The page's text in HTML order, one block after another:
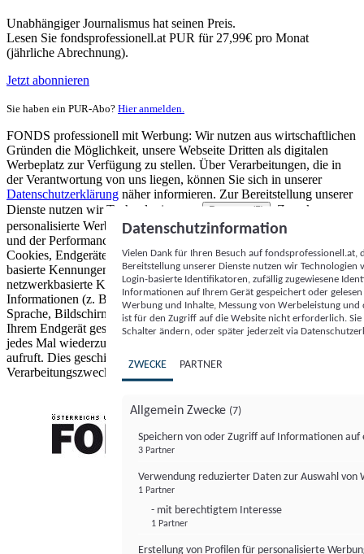
Unabhängiger Journalismus hat seinen Preis.
Lesen Sie fondsprofessionell.at PUR für 27,99€ pro Monat
(jährliche Abrechnung).
Jetzt abonnieren
Sie haben ein PUR-Abo? Hier anmelden.
FONDS professionell mit Werbung: Wir nutzen aus wirtschaftlichen
Gründen die Möglichkeit, unsere Webseite Dritten als digitalen
Werbeplatz zur Verfügung zu stellen. Über Verarbeitungen, die in
der Verantwortung von uns liegen, können Sie sich in unserer
Datenschutzerklärung näher informieren. Zur Bereitstellung unserer
Dienste nutzen wir Technologien von
Partnern (5)
. Zwecke:
personalisierte Werbung und Inhalte, Messung von Werbeleistung
und der Performance von Inhalten sowie Zielgruppenforschung.
Cookies, Endgeräte- oder ähnliche Online-Kennungen (z. B. login-
basierte Kennungen, zufällig generierte Kennungen,
netzwerkbasierte Kennungen) können zusammen mit anderen
Informationen (z. B. Browsertyp und Browserinformationen,
Sprache, Bildschirmgröße, unterstützte Technologien usw.) auf
Ihrem Endgerät gespeichert oder von dort ausgelesen werden, um es
jedes Mal wiederzuerkennen, wenn es eine App oder einer Webseite
aufruft. Dies geschieht für einen oder mehrere der hier aufgeführten
Verarbeitungszwecke.
Datenschutzinformation
Vielen Dank für Ihren Besuch auf
Bereitstellung unserer Dienste nutzen wir Technologien
Login-basierte Identifikatoren, zufällig zugewiesene
Informationen auf Ihrem Gerät gespeichert oder
Werbung und Inhalte, Messung von Werbeleistung
ist für den Zugriff auf die Website nicht erforderlich.
Schalter ändern, oder später jederzeit via
ZWECKE PARTNER
Allgemein Zwecke (7)
Speichern von oder Zugriff auf Informationen auf
3 Partner
Verwendung reduzierter Daten zur Auswahl von
1 Partner
- mit berechtigtem Interesse
1 Partner
Erstellung von Profilen für personalisierte
FONDS professionell